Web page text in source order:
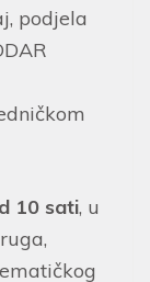
podjela
10 sati, u